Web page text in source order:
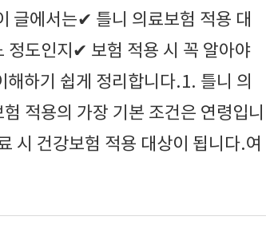
글에서는✔ 틀니 의료보험 적용 대
도인지✔ 보험 적용 시 꼭 알아야
하기 쉽게 정리합니다.1. 틀니 의
적용의 가장 기본 조건은 연령입니
시 건강보험 적용 대상이 됩니다.여